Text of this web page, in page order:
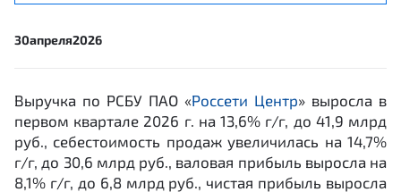
30апреля2026
Выручка по РСБУ ПАО «Россети Центр» выросла в
первом квартале 2026 г. на 13,6% г/г, до 41,9 млрд
руб., себестоимость продаж увеличилась на 14,7%
г/г, до 30,6 млрд руб., валовая прибыль выросла на
8,1% г/г, до 6,8 млрд руб., чистая прибыль выросла